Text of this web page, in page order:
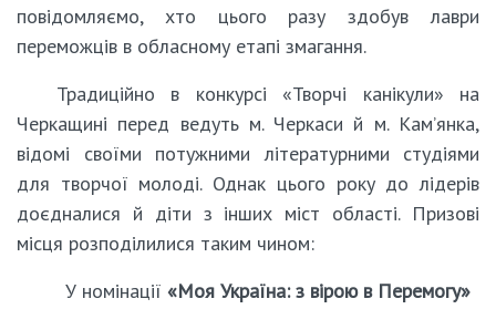
повідомляємо, хто цього разу здобув лаври
переможців в обласному етапі змагання.
Традиційно в конкурсі «Творчі канікули» на
Черкащині перед ведуть м. Черкаси й м. Кам’янка,
відомі своїми потужними літературними студіями
для творчої молоді. Однак цього року до лідерів
доєдналися й діти з інших міст області. Призові
місця розподілилися таким чином:
У номінації «Моя Україна: з вірою в Перемогу»